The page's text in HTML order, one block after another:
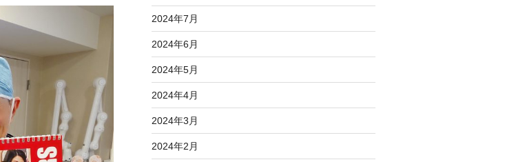
2024年7月
2024年6月
2024年5月
2024年4月
2024年3月
2024年2月